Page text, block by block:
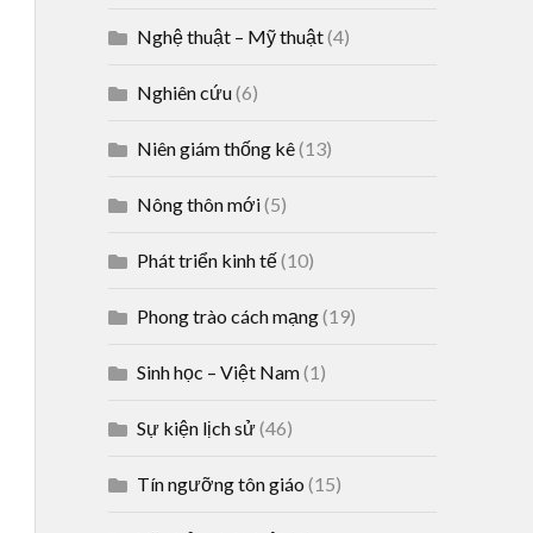
Nghệ thuật – Mỹ thuật(4)
Nghiên cứu(6)
Niên giám thống kê(13)
Nông thôn mới(5)
Phát triển kinh tế(10)
Phong trào cách mạng(19)
Sinh học – Việt Nam(1)
Sự kiện lịch sử(46)
Tín ngưỡng tôn giáo (15)